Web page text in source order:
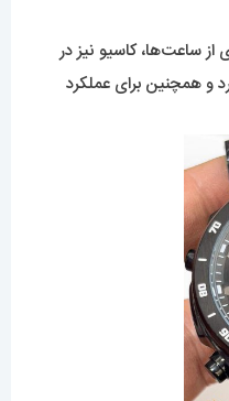
از ساعت‌ها، کاسیو نیز در
و همچنین برای عملکرد